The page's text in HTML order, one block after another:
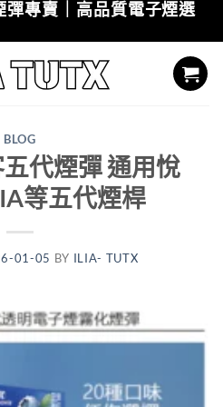
專賣｜高品質電子煙選
BLOG
代煙彈 通用悅
等五代煙桿
01-05 BY ILIA- TUTX